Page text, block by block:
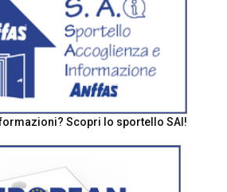
Scopri lo sportello SAI!